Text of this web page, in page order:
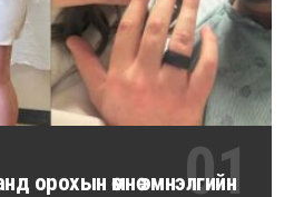
орохын өмнө эмнэлгийн